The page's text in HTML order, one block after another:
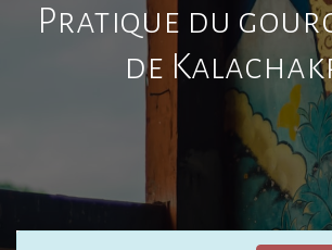
Pratique du
de